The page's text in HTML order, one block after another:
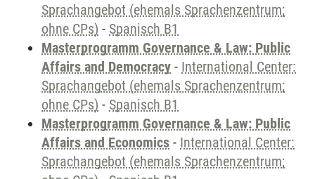
Sprachangebot (ehemals Sprachenzentrum;
ohne CPs) - Spanisch B1
Masterprogramm Governance & Law: Public
Affairs and Democracy - International Center:
Sprachangebot (ehemals Sprachenzentrum;
ohne CPs) - Spanisch B1
Masterprogramm Governance & Law: Public
Affairs and Economics - International Center:
Sprachangebot (ehemals Sprachenzentrum;